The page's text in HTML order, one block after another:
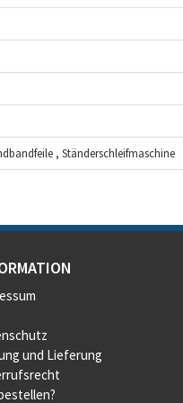
, Ständerschleifmaschine
und Lieferung